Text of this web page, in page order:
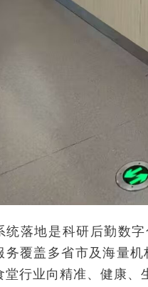
统落地是科研后勤数
务覆盖多省市及海量
堂行业向精准、健康、